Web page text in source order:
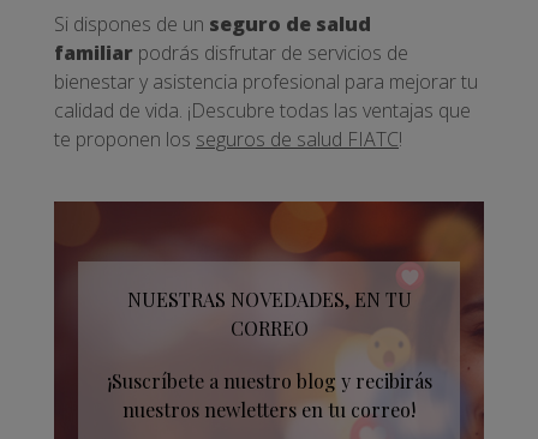
Si dispones de un seguro de salud
familiar podrás disfrutar de servicios de
bienestar y asistencia profesional para mejorar tu
calidad de vida. ¡Descubre todas las ventajas que
te proponen los seguros de salud FIATC!
NUESTRAS NOVEDADES, EN TU
CORREO
¡Suscríbete a nuestro blog y recibirás
nuestros newletters en tu correo!